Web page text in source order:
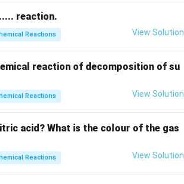
reaction.
Reactions View Solution
reaction of decomposition of su
Reactions View Solution
acid? What is the colour of the gas
Reactions View Solution